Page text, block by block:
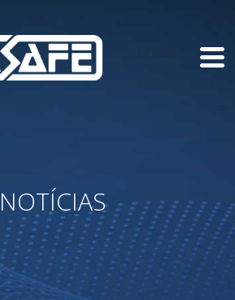
NOTÍCIAS